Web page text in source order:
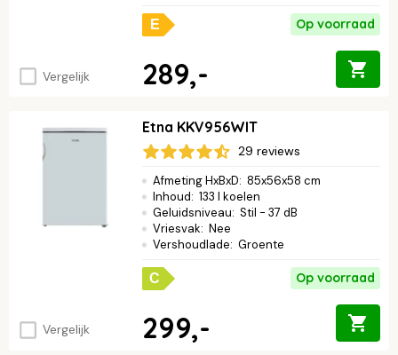
Vergelijk
E Op voorraad
289,-
Vergelijk
Etna KKV956WIT
29 reviews
Afmeting HxBxD: 85x56x58 cm
Inhoud: 133 l koelen
Geluidsniveau: Stil - 37 dB
Vriesvak: Nee
Vershoudlade: Groente
C Op voorraad
299,-